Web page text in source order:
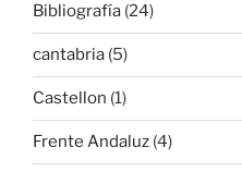
Bibliografía (24)
cantabria (5)
Castellon (1)
Frente Andaluz (4)